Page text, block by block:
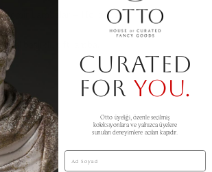
Demir Lambalar – Hollanda
başlıklı, çift lamba.
CURATED
FOR YOU.
Otto üyeliği, özenle seçilmiş
koleksiyonlara ve yalnızca üyelere
sunulan deneyimlere açılan kapıdır.
Ad Soyad